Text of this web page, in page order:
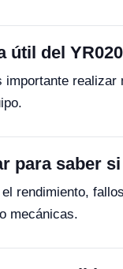
útil del
para saber
rendimiento,
mecánicas.